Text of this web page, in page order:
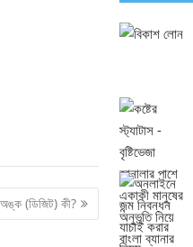
অঙ্ক (ডিজিট) কী?